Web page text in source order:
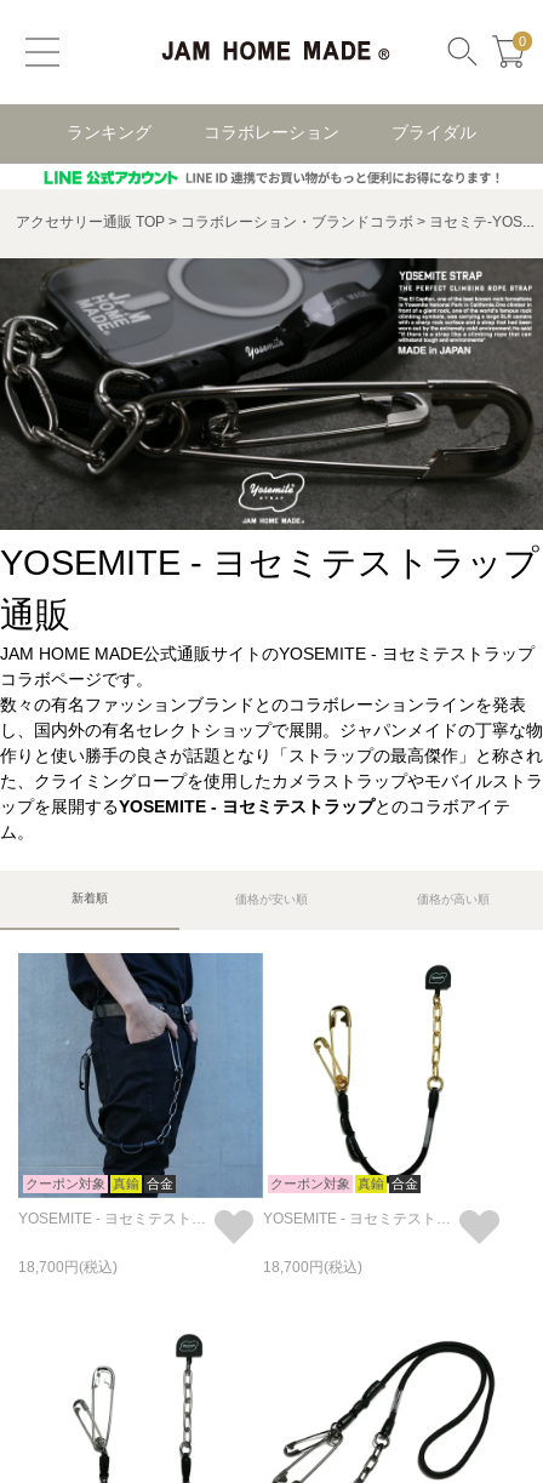
0
ランキング コラボレーション ブライダル
アクセサリー通販 TOP コラボレーション・ブランドコラボ ヨセミテ-YOSEMITE
YOSEMITE - ヨセミテストラップ
通販
JAM HOME MADE公式通販サイトのYOSEMITE - ヨセミテストラップ
コラボページです。
数々の有名ファッションブランドとのコラボレーションラインを発表
し、国内外の有名セレクトショップで展開。ジャパンメイドの丁寧な物
作りと使い勝手の良さが話題となり「ストラップの最高傑作」と称され
た、クライミングロープを使用したカメラストラップやモバイルストラ
ップを展開するYOSEMITE - ヨセミテストラップとのコラボアイテ
ム。
価格が安い順 価格が高い順
新着順
クーポン対象 真鍮 合金
YOSEMITE - ヨセミテストラップ 4NK multi CORD CHAIN スマホショルダー&ウォレットチェーン ショート - ブラック
18,700
クーポン対象 真鍮 合金
YOSEMITE - ヨセミテストラップ 4NK multi CORD CHAIN スマホショルダー&ウォレットチェーン ショート - ゴールド
18,700